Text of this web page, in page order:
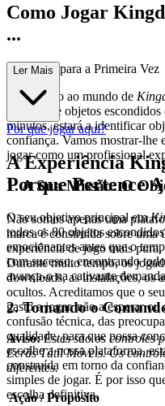
Como Jogar
...
Completo para a Primeira Vez
Bem-vindo ao mundo de
cabeças de objetos
minutos, estará a identificar
confiança. Vamos mostrar-lhe
jogar como um profissional
1. A Sua Missão: O
O seu objetivo principal em
todos os 80 objetos
emocionantes antes que o
com sucesso, encontrando
avança-o na cativante
2. Tomando o
Aviso: Estes são os controles
Ecrãs Tátil Móveis. Os
diferentes.
Ação / Propósito
Ler Mais
Por que jogar aqui?
A Experiência
Porque Pertence
Não somos apenas uma
marca é construída sobre uma
experiência de jogo mais
Durante muito tempo, os
downloads, as instalações, os
ocultos. Acreditamos que o
gasto a jogar, não a esperar
confusão técnica, das
qualidade, para que possa
escolhe a nossa plataforma,
construída em torno da
simples de jogar. É por isso
escolha definitiva.